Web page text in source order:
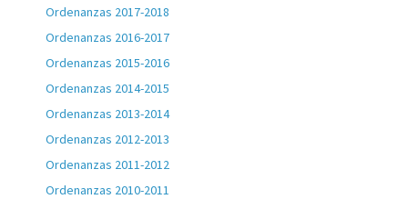
Ordenanzas 2017-2018
Ordenanzas 2016-2017
Ordenanzas 2015-2016
Ordenanzas 2014-2015
Ordenanzas 2013-2014
Ordenanzas 2012-2013
Ordenanzas 2011-2012
Ordenanzas 2010-2011